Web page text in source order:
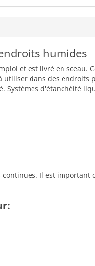
humides
et est livré en
dans des
d'étanchéité
Il est